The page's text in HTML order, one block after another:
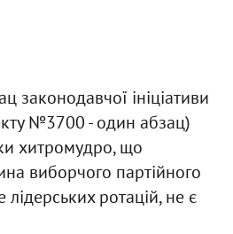
законодавчої ініціативи
№3700 - один абзац)
хитромудро, що
виборчого партійного
ротацій, не є